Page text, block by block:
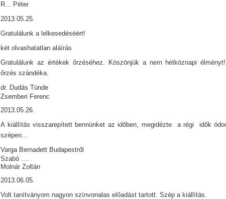
R... Péter
2013.05.25.
Gratulálunk a lelkesedéséért!
két olvashatatlan aláírás
Gratulálunk az értékek őrzéséhez. Köszönjük a nem hétköznapi
őrzés szándéka.
dr. Dudás Tünde
Zsemberi Ferenc
2013.05.26.
A kiállítás visszarepített bennünket az időben, megidézte a régi idők
szépen...
Varga Bernadett Budapestről
Szabó ....
Molnár Zoltán
2013.06.05.
Volt tanítványom nagyon színvonalas előadást tartott. Szép a kiállítás.